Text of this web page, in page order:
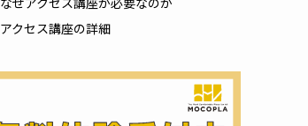
アクセス講座の詳細